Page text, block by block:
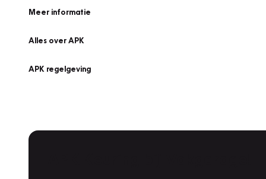
Meer informatie
Alles over APK
APK regelgeving